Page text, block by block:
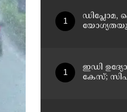
വകുപ്പ്
ഇഡി
കേസ്;